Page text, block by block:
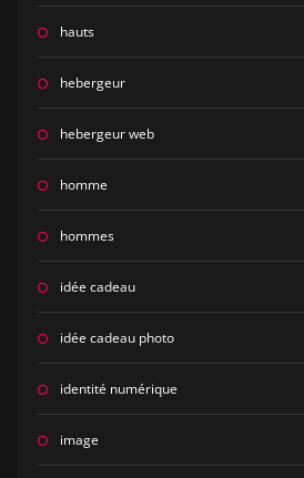
hauts
hebergeur
hebergeur web
homme
hommes
idée cadeau
idée cadeau photo
identité numérique
image